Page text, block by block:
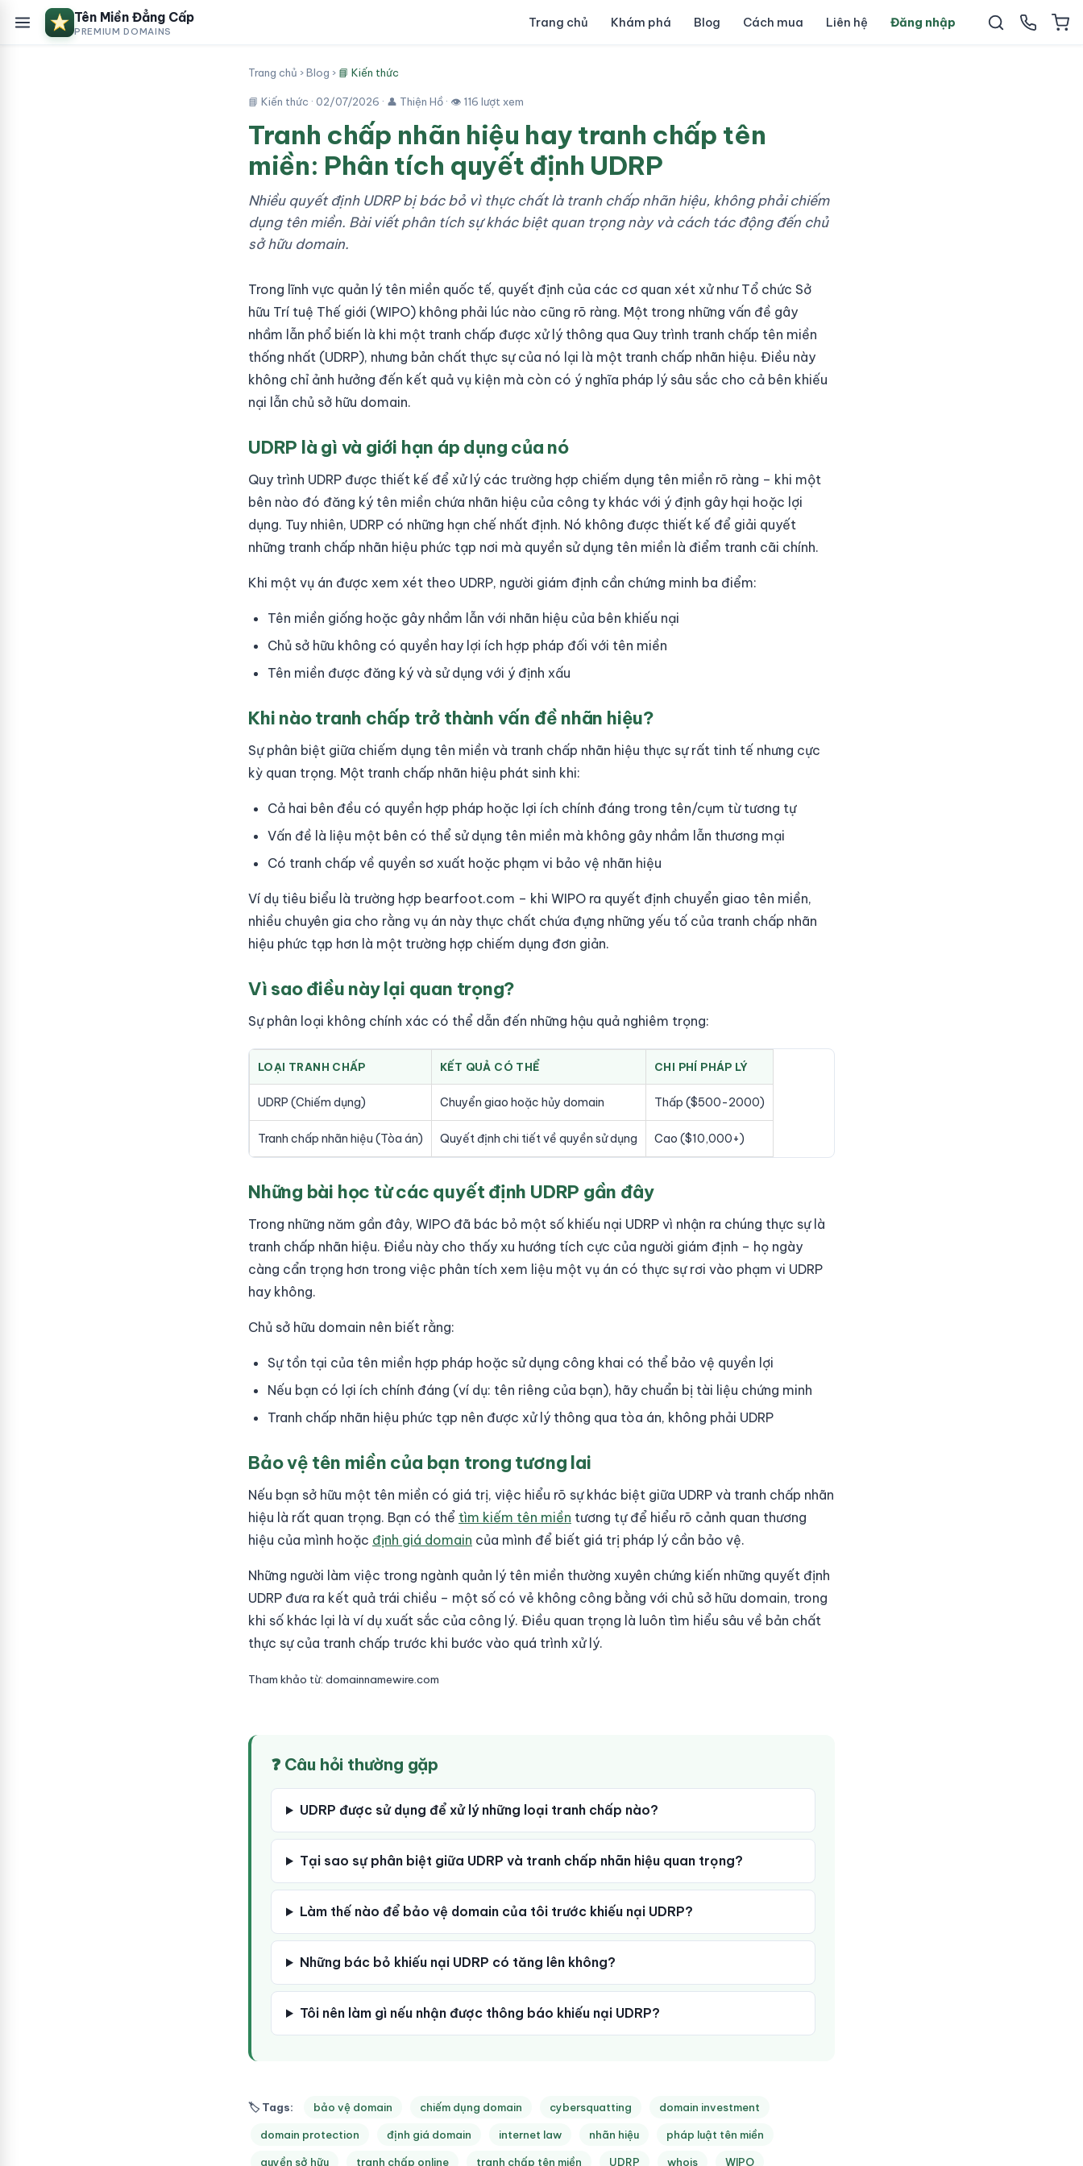
Tên Miền Đẳng Cấp
PREMIUM DOMAINS
Trang chủ Khám phá Blog Cách mua Liên hệ Đăng nhập
Trang chủ ›Blog › 📘 Kiến thức
📘 Kiến thức · 02/07/2026 · 👤 Thiện Hồ · 👁 116 lượt xem
Tranh chấp nhãn hiệu hay tranh chấp tên
miền: Phân tích quyết định UDRP
Nhiều quyết định UDRP bị bác bỏ vì thực chất là tranh chấp nhãn hiệu, không phải chiếm
dụng tên miền. Bài viết phân tích sự khác biệt quan trọng này và cách tác động đến chủ
sở hữu domain.
Trong lĩnh vực quản lý tên miền quốc tế, quyết định của các cơ quan xét xử như Tổ chức Sở
hữu Trí tuệ Thế giới (WIPO) không phải lúc nào cũng rõ ràng. Một trong những vấn đề gây
nhầm lẫn phổ biến là khi một tranh chấp được xử lý thông qua Quy trình tranh chấp tên miền
thống nhất (UDRP), nhưng bản chất thực sự của nó lại là một tranh chấp nhãn hiệu. Điều này
không chỉ ảnh hưởng đến kết quả vụ kiện mà còn có ý nghĩa pháp lý sâu sắc cho cả bên khiếu
nại lẫn chủ sở hữu domain.
UDRP là gì và giới hạn áp dụng của nó
Quy trình UDRP được thiết kế để xử lý các trường hợp chiếm dụng tên miền rõ ràng – khi một
bên nào đó đăng ký tên miền chứa nhãn hiệu của công ty khác với ý định gây hại hoặc lợi
dụng. Tuy nhiên, UDRP có những hạn chế nhất định. Nó không được thiết kế để giải quyết
những tranh chấp nhãn hiệu phức tạp nơi mà quyền sử dụng tên miền là điểm tranh cãi chính.
Khi một vụ án được xem xét theo UDRP, người giám định cần chứng minh ba điểm:
Tên miền giống hoặc gây nhầm lẫn với nhãn hiệu của bên khiếu nại
Chủ sở hữu không có quyền hay lợi ích hợp pháp đối với tên miền
Tên miền được đăng ký và sử dụng với ý định xấu
Khi nào tranh chấp trở thành vấn đề nhãn hiệu?
Sự phân biệt giữa chiếm dụng tên miền và tranh chấp nhãn hiệu thực sự rất tinh tế nhưng cực
kỳ quan trọng. Một tranh chấp nhãn hiệu phát sinh khi:
Cả hai bên đều có quyền hợp pháp hoặc lợi ích chính đáng trong tên/cụm từ tương tự
Vấn đề là liệu một bên có thể sử dụng tên miền mà không gây nhầm lẫn thương mại
Có tranh chấp về quyền sơ xuất hoặc phạm vi bảo vệ nhãn hiệu
Ví dụ tiêu biểu là trường hợp bearfoot.com – khi WIPO ra quyết định chuyển giao tên miền,
nhiều chuyên gia cho rằng vụ án này thực chất chứa đựng những yếu tố của tranh chấp nhãn
hiệu phức tạp hơn là một trường hợp chiếm dụng đơn giản.
Vì sao điều này lại quan trọng?
Sự phân loại không chính xác có thể dẫn đến những hậu quả nghiêm trọng:
LOẠI TRANH CHẤP KẾT QUẢ CÓ THỂ CHI PHÍ PHÁP LÝ
UDRP (Chiếm dụng) Chuyển giao hoặc hủy domain Thấp ($500-2000)
Tranh chấp nhãn hiệu (Tòa án) Quyết định chi tiết về quyền sử dụng Cao ($10,000+)
Những bài học từ các quyết định UDRP gần đây
Trong những năm gần đây, WIPO đã bác bỏ một số khiếu nại UDRP vì nhận ra chúng thực sự là
tranh chấp nhãn hiệu. Điều này cho thấy xu hướng tích cực của người giám định – họ ngày
càng cẩn trọng hơn trong việc phân tích xem liệu một vụ án có thực sự rơi vào phạm vi UDRP
hay không.
Chủ sở hữu domain nên biết rằng:
Sự tồn tại của tên miền hợp pháp hoặc sử dụng công khai có thể bảo vệ quyền lợi
Nếu bạn có lợi ích chính đáng (ví dụ: tên riêng của bạn), hãy chuẩn bị tài liệu chứng minh
Tranh chấp nhãn hiệu phức tạp nên được xử lý thông qua tòa án, không phải UDRP
Bảo vệ tên miền của bạn trong tương lai
Nếu bạn sở hữu một tên miền có giá trị, việc hiểu rõ sự khác biệt giữa UDRP và tranh chấp nhãn
hiệu là rất quan trọng. Bạn có thể tìm kiếm tên miền tương tự để hiểu rõ cảnh quan thương
hiệu của mình hoặc định giá domain của mình để biết giá trị pháp lý cần bảo vệ.
Những người làm việc trong ngành quản lý tên miền thường xuyên chứng kiến những quyết định
UDRP đưa ra kết quả trái chiều – một số có vẻ không công bằng với chủ sở hữu domain, trong
khi số khác lại là ví dụ xuất sắc của công lý. Điều quan trọng là luôn tìm hiểu sâu về bản chất
thực sự của tranh chấp trước khi bước vào quá trình xử lý.
Tham khảo từ: domainnamewire.com
❓ Câu hỏi thường gặp
UDRP được sử dụng để xử lý những loại tranh chấp nào?
Tại sao sự phân biệt giữa UDRP và tranh chấp nhãn hiệu quan trọng?
Làm thế nào để bảo vệ domain của tôi trước khiếu nại UDRP?
Những bác bỏ khiếu nại UDRP có tăng lên không?
Tôi nên làm gì nếu nhận được thông báo khiếu nại UDRP?
🏷 Tags: bảo vệ domain chiếm dụng domain cybersquatting domain investment
domain protection định giá domain internet law nhãn hiệu pháp luật tên miền
quyền sở hữu tranh chấp online tranh chấp tên miền UDRP whois WIPO